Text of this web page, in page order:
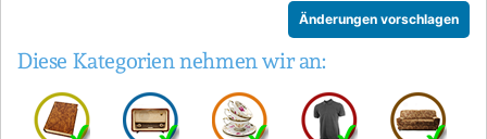
Änderungen vorschlagen
Diese Kategorien nehmen wir an: